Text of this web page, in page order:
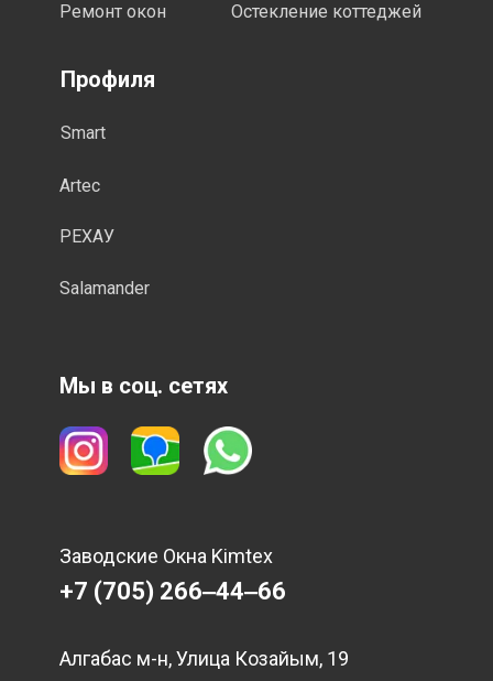
Salamander
РЕХАУ
Artec
Мы в соц. сетях
Профиля
Smart
Остекление коттеджей
+7 (705) 266‒44‒66
Алгабас м-н, Улица Козайым, 19
Заводские Окна Kimtex
Ремонт окон